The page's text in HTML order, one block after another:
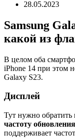
28.05.2023
Samsung
какой из
В целом оба
iPhone 14 при этом
Galaxy S23.
Дисплей
Тут нужно обратить
частоту
поддерживает